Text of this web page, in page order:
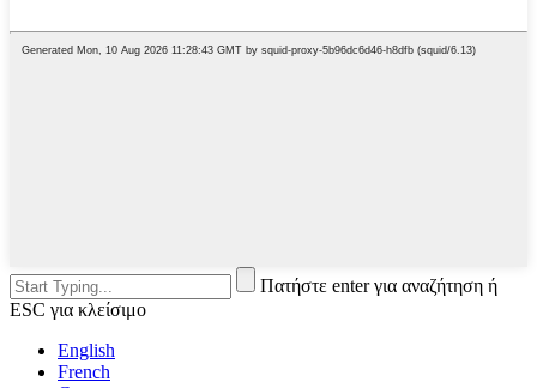
Πατήστε enter για αναζήτηση ή
ESC για κλείσιμο
English
French